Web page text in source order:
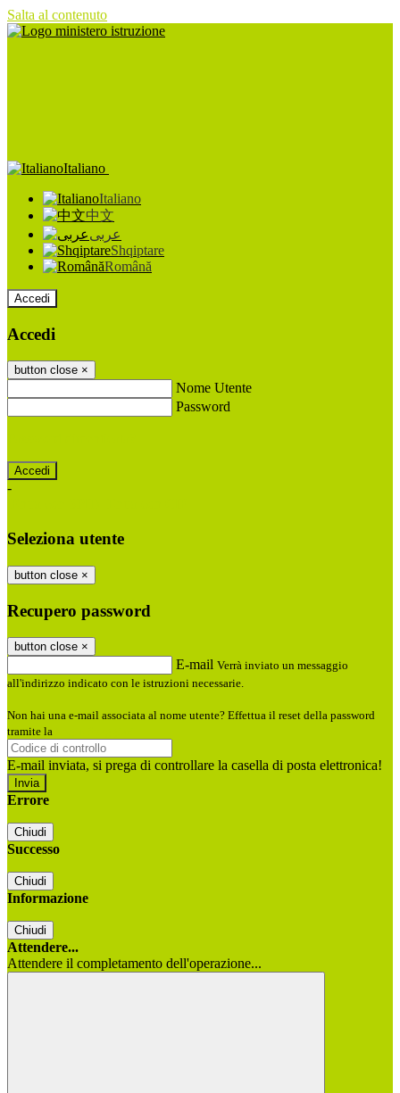
Salta al contenuto
Italiano
Italiano
中文
عربى
Shqiptare
Română
Accedi
Accedi
button close ×
Nome Utente
Password
-
Seleziona utente
button close ×
Recupero password
button close ×
E-mail Verrà inviato un messaggio
all'indirizzo indicato con le istruzioni necessarie.
Non hai una e-mail associata al nome utente? Effettua il reset della password
tramite la
E-mail inviata, si prega di controllare la casella di posta elettronica!
Errore
Chiudi
Successo
Chiudi
Informazione
Chiudi
Attendere...
Attendere il completamento dell'operazione...